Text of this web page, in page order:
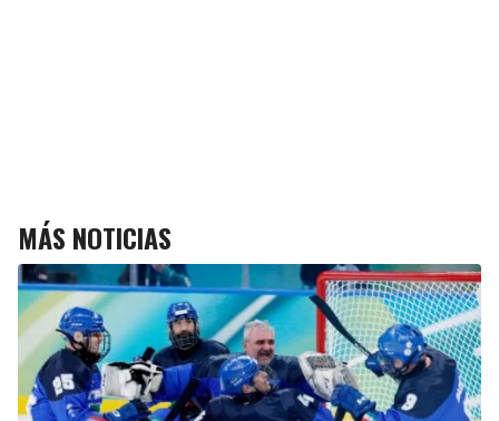
MÁS NOTICIAS